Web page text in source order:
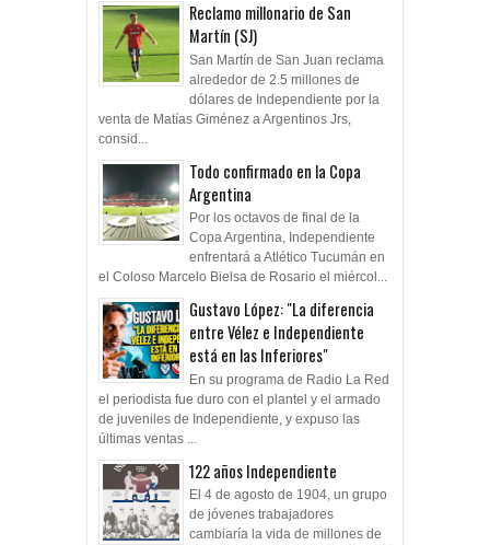
Reclamo millonario de San
Martín (SJ)
San Martín de San Juan reclama
alrededor de 2.5 millones de
dólares de Independiente por la
venta de Matías Giménez a Argentinos Jrs,
consid...
Todo confirmado en la Copa
Argentina
Por los octavos de final de la
Copa Argentina, Independiente
enfrentará a Atlético Tucumán en
el Coloso Marcelo Bielsa de Rosario el miércol...
Gustavo López: "La diferencia
entre Vélez e Independiente
está en las Inferiores"
En su programa de Radio La Red
el periodista fue duro con el plantel y el armado
de juveniles de Independiente, y expuso las
últimas ventas ...
122 años Independiente
El 4 de agosto de 1904, un grupo
de jóvenes trabajadores
cambiaría la vida de millones de